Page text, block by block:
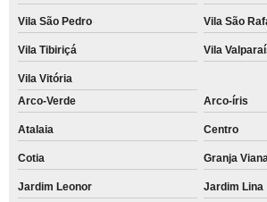
Vila São Pedro Vila São
Vila Tibiriçá Vila
Vila Vitória
Arco-Verde
Arco-íris
Atalaia Centro
Cotia Granja
Jardim Leonor Jardim Lina